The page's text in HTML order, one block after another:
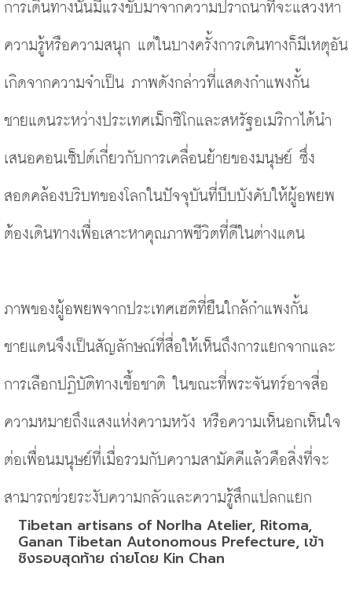
การเดินทางนั้นมีแรงขับมาจากความปราถนาที่จะแสวงหา
ความรู้หรือความสนุก แต่ในบางครั้งการเดินทางก็มีเหตุอัน
เกิดจากความจำเป็น ภาพดังกล่าวที่แสดงกำแพงกั้น
ชายแดนระหว่างประเทศเม็กซิโกและสหรัฐอเมริกาได้นำ
เสนอคอนเซ็ปต์เกี่ยวกับการเคลื่อนย้ายของมนุษย์ ซึ่ง
สอดคล้องบริบทของโลกในปัจจุบันที่บีบบังคับให้ผู้อพยพ
ต้องเดินทางเพื่อเสาะหาคุณภาพชีวิตที่ดีในต่างแดน
ภาพของผู้อพยพจากประเทศเฮติที่ยืนใกล้กำแพงกั้น
ชายแดนจึงเป็นสัญลักษณ์ที่สื่อให้เห็นถึงการแยกจากและ
การเลือกปฏิบัติทางเชื้อชาติ ในขณะที่พระจันทร์อาจสื่อ
ความหมายถึงแสงแห่งความหวัง หรือความเห็นอกเห็นใจ
ต่อเพื่อนมนุษย์ที่เมื่อรวมกับความสามัคคีแล้วคือสิ่งที่จะ
สามารถช่วยระงับความกลัวและความรู้สึกแปลกแยก
Tibetan artisans of Norlha Atelier, Ritoma,
Ganan Tibetan Autonomous Prefecture, เข้า
ชิงรอบสุดท้าย ถ่ายโดย Kin Chan